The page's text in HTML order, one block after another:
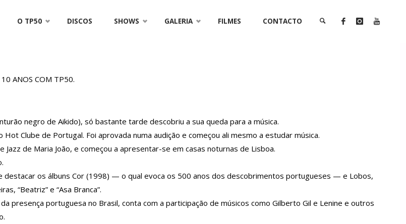
O TP50 DISCOS SHOWS GALERIA FILMES CONTACTO
ANOS COM TP50.
negro de Aikido), só bastante tarde descobriu a sua queda para a música.
Clube de Portugal. Foi aprovada numa audição e começou ali mesmo a estudar música.
de Maria João, e começou a apresentar-se em casas noturnas de Lisboa.
destacar os álbuns Cor (1998) — o qual evoca os 500 anos dos descobrimentos portugueses — e Lobos,
“Beatriz” e “Asa Branca”.
presença portuguesa no Brasil, conta com a participação de músicos como Gilberto Gil e Lenine e outros